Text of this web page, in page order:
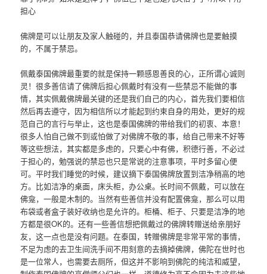
担心
佛牌是可以让朋友及家人触碰的，并且泰国恭请佛牌也是要触摸
的，不属于禁忌。
佩戴泰国佛牌最重要的就是保持一颗感恩善良的心，正所谓心诚则
灵！很多善信请了佛牌后担心佩戴时有没有一些禁忌不能做的事
情，其实佩戴佛牌最关键的还是我们自己的内心，首先我们要相信
然后再去遵守，因为相信所以才能起到约束自身的用处，更好的规
范自己的言行与举止，这也是泰国佛牌的带给我们的初衷、本意！
很多人怕自己做不到或怕做了对佛牌不敬的事，给自己带来不好等
等这些想法，其实都是多虑的，只要心中有佛，积德行善，不必过
于担心的，勉强说的禁忌也只是常说的注意事项，平时多留心便
可。平时我们睡觉的时候，建议摘下泰国佛牌放置到洁净稍高的地
方。比如洁净的桌面，床头柜，办公桌。长时间不佩戴，可以放在
佛龛，一般是木制的。当然有些善信并没有配置佛龛，那么可以用
布袋或者盒子装好收纳也是允许的。柜桶、柜子、只要是洁净的地
方都是很OK的。还有一些善信想把佩戴过的佛牌转赠送给亲朋好
友，这一点也是没有问题。在泰国，转赠佛牌是非常平常的事情，
不足为虑的去卫生间洗手间不用刻意的去摘掉佛牌，佛陀在世时也
是一位常人，也需要去厕所，但这并不影响到佛陀的纯洁和威望，